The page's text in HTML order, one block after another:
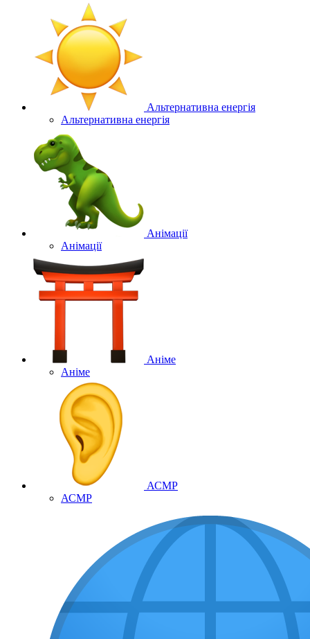
Альтернативна енергія
Альтернативна енергія
Анімації
Анімації
Аніме
Аніме
АСМР
АСМР